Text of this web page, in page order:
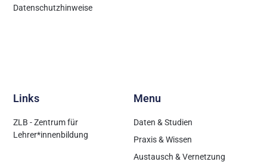
Menu
Daten & Studien
Praxis & Wissen
Austausch & Vernetzung
Links
ZLB - Zentrum für
Lehrer*innenbildung
Datenschutzhinweise